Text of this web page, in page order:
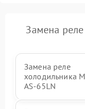
Замена
Замена реле
холодильника
AS-65LN